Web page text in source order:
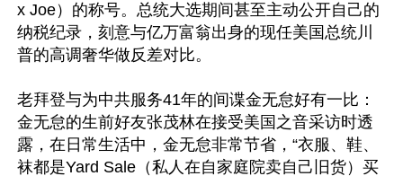
x Joe）的称号。总统大选期间甚至主动公开自己的
纳税纪录，刻意与亿万富翁出身的现任美国总统川
普的高调奢华做反差对比。
老拜登与为中共服务41年的间谍金无怠好有一比：
金无怠的生前好友张茂林在接受美国之音采访时透
露，在日常生活中，金无怠非常节省，“衣服、鞋、
袜都是Yard Sale（私人在自家庭院卖自己旧货）买